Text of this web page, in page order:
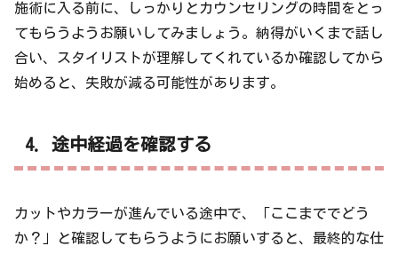
施術に入る前に、しっかりとカウンセリングの時間をとっ
てもらうようお願いしてみましょう。納得がいくまで話し
合い、スタイリストが理解してくれているか確認してから
始めると、失敗が減る可能性があります。
4. 途中経過を確認する
カットやカラーが進んでいる途中で、「ここまででどう
か？」と確認してもらうようにお願いすると、最終的な仕